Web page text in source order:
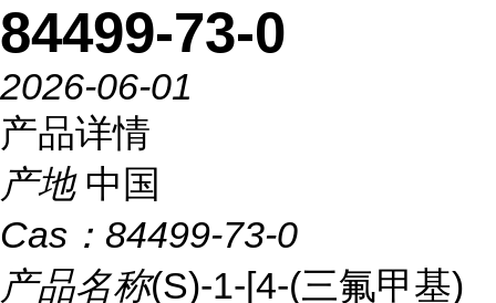
84499-73-0
2026-06-01
产品详情
产地 中国
Cas： 84499-73-0
产品名称(S)-1-[4-(三氟甲基)